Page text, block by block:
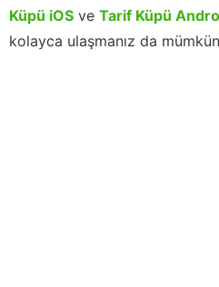
Küpü iOS ve Tarif Küpü
kolayca ulaşmanız da